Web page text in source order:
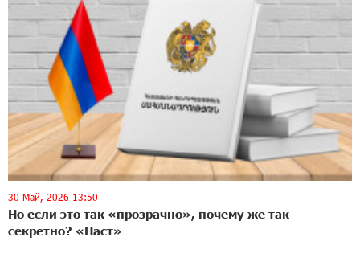
30 Май, 2026 13:50
Но если это так «прозрачно», почему же так
секретно? «Паст»